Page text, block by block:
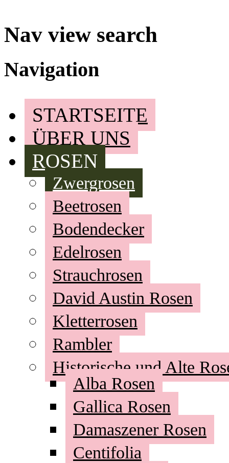
Nav view search
Navigation
STARTSEITE
ÜBER UNS
ROSEN
Zwergrosen
Beetrosen
Bodendecker
Edelrosen
Strauchrosen
David Austin Rosen
Kletterrosen
Rambler
Historische und Alte
Alba Rosen
Gallica Rosen
Damaszener Rosen
Centifolia